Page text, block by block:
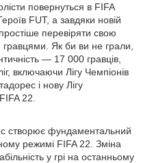
повернуться в FIFA
FUT, а завдяки новій
перевіряти свою
Як би ви не грали,
— 17 000 гравців,
включаючи Лігу Чемпіонів
і нову Лігу
22.
створює фундаментальний
режимі FIFA 22. Зміна
у грі на останньому